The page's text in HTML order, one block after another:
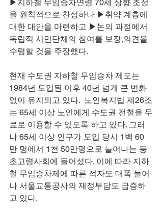
▶지하철 무임승차연령 70세 상향 조정
을 원칙적으로 찬성하나 ▶취약 계층에
대한 대안을 마련하고 ▶논의 과정에서
독립적 시민단체의 참여를 보장,의견을
수렴할 것을 주장했다.
현재 수도권 지하철 무임승차 제도는
1984년 도입된 이후 40년 넘게 큰 변화
없이 유지되고 있다.  노인복지법 제26조
는 65세 이상 노인에게 수도권 전철을 무
료로 이용할 수 있도록 하고 있다. 그러
나 65세 이상 인구가 도입 당시 1백 60
만 명에서 1천 50만명으로 늘어나는 등
초고령사회에 들어섰다. 이에 따라 지하
철 무임승차제에 따른 적자도 대폭 늘어
나 서울교통공사의 재정부담도 급증하
고 있다.